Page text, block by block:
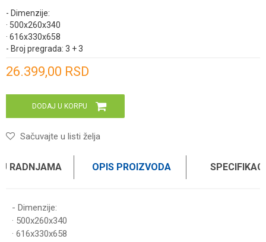
- Dimenzije:
· 500x260x340
· 616x330x658
- Broj pregrada: 3 + 3
26.399,00 RSD
DODAJ U KORPU
Sačuvajte u listi želja
RADNJAMA OPIS PROIZVODA
- Dimenzije:
· 500x260x340
· 616x330x658